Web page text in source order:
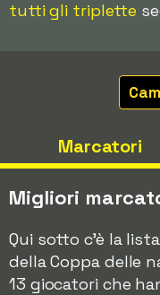
tutti gli triplette
Marcatori
Migliori
Qui sotto c'è la
della Coppa delle
13 giocatori che